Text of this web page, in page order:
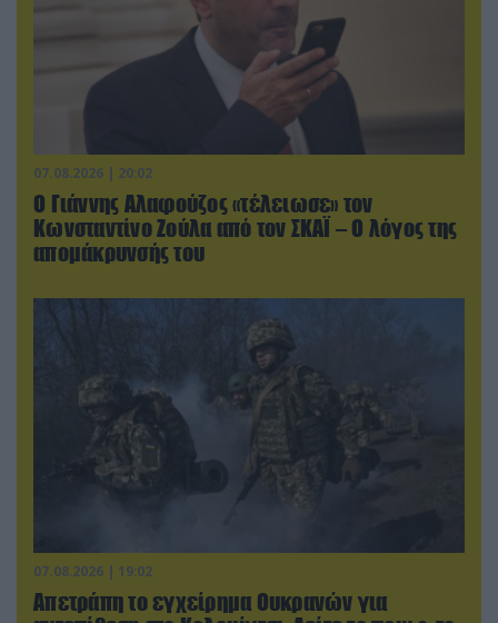
07.08.2026 | 20:02
Ο Γιάννης Αλαφούζος «τέλειωσε» τον
Κωνσταντίνο Ζούλα από τον ΣΚΑΪ – Ο λόγος της
απομάκρυνσής του
07.08.2026 | 19:02
Απετράπη το εγχείρημα Ουκρανών για